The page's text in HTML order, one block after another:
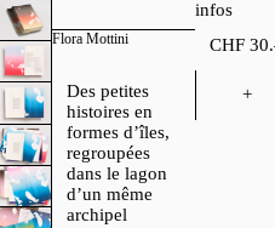
Flora Mottini
Des petites
histoires en
formes d’îles,
regroupées
dans le lagon
d’un même
archipel
infos
CHF
+